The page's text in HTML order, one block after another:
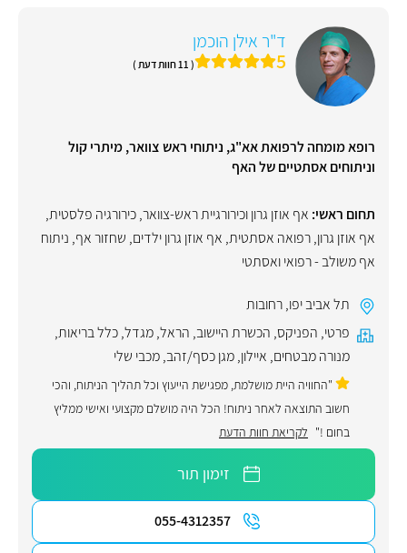
ד"ר אילן הוכמן
5 ( 11 חוות דעת )
רופא מומחה לרפואת אא"ג, ניתוחי ראש צוואר, מיתרי קול
וניתוחים אסתטיים של האף
תחום ראשי: אף אוזן גרון וכירורגיית ראש-צוואר,כירורגיה פלסטית,
אף אוזן גרון,רפואה אסתטית, אף אוזן גרון ילדים, שחזור אף, ניתוח
אף משולב - רפואי ואסתטי
תל אביב יפו,רחובות
פרטי, הפניקס, הכשרת היישוב, הראל,מגדל,כלל בריאות,
מנורה מבטחים, איילון,מגן כסף/זהב,מכבי שלי
"החוויה היית מושלמת, מפגישת הייעוץ וכל תהליך הניתוח, והכי
חשוב התוצאה לאחר ניתוח! הכל היה מושלם מקצועי ואישי ממליץ
בחום !" לקריאת חוות הדעת
זימון תור
055-4312357